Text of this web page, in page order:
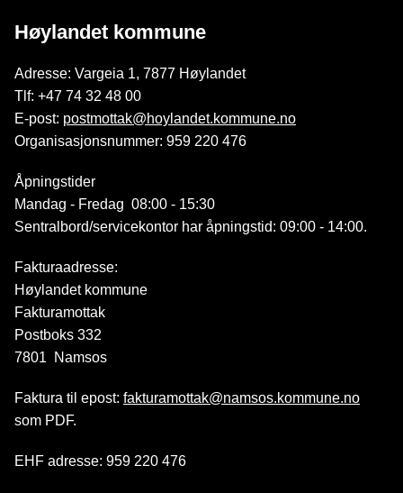
Høylandet kommune
Adresse: Vargeia 1, 7877 Høylandet
Tlf: +47 74 32 48 00
E-post: postmottak@hoylandet.kommune.no
Organisasjonsnummer: 959 220 476
Åpningstider
Mandag - Fredag 08:00 - 15:30
Sentralbord/servicekontor har åpningstid: 09:00 - 14:00.
Fakturaadresse:
Høylandet kommune
Fakturamottak
Postboks 332
7801 Namsos
Faktura til epost: fakturamottak@namsos.kommune.no
som PDF.
EHF adresse: 959 220 476